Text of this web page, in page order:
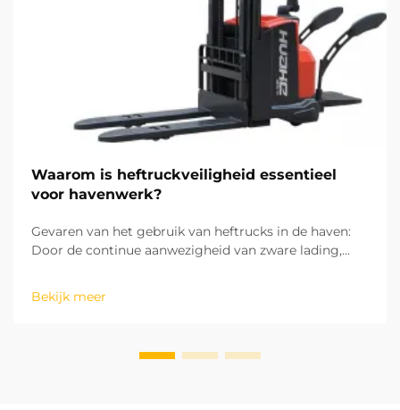
Waarom is heftruckveiligheid essentieel
voor havenwerk?
Gevaren van het gebruik van heftrucks in de haven:
Door de continue aanwezigheid van zware lading,
de werkvloer is het bedienen van heftrucks de
gevaarlijkste taak die in de haven wordt uitgevoerd.
Bekijk meer